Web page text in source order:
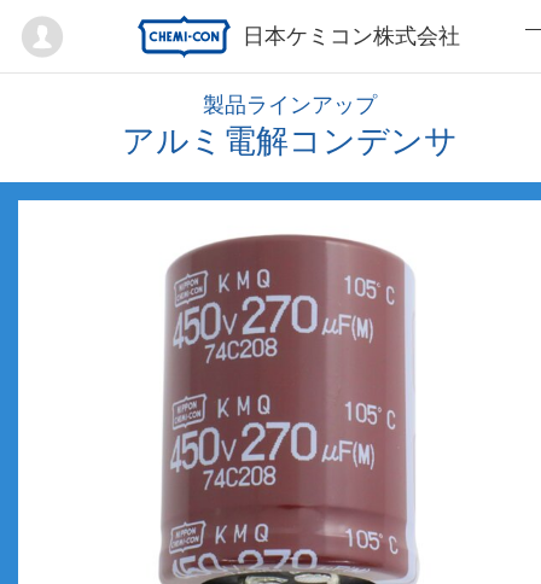
日本ケミコン株式会社
Mypage
製品ラインアップ
アルミ電解コンデンサ